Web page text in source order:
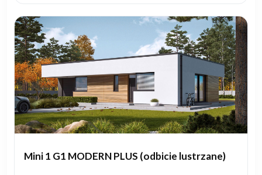
Mini 1 G1 MODERN PLUS (odbicie lustrzane)